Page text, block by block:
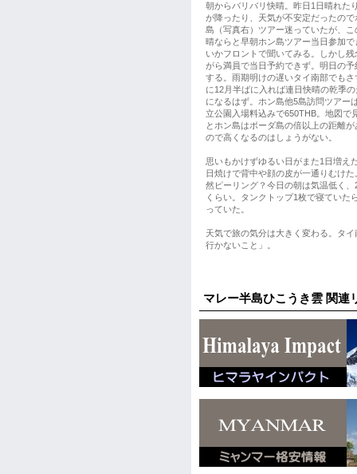
朝からバリバリ快晴。昨日1日晴れた
が降ったり、天気が不安定だったので
島（写真右）ツアー迷っていたが、こ
晴ならと早朝ホン島ツアー当日参加で
いかフロントで聞いてみる。しかし残
がら満員で当日予約できず。明日の予
する。雨期明けの遅いタイ南部でもさ
に12月半ばに入れば連日快晴の乾季
になるはず。ホン島他5島訪問ツアー
立公園入場料込みで650THB。地図で
とホン島はポーダ島の倍以上の距離が
ので高くなるのはしょうがない。
思いもかけずゆるい日がまた1日増え
日焼けで背中や顔の皮が一通りむけた
然ピーリング？今日の朝は気温低く、
くらい。タンクトップ1枚で寝てい
っていた。
天気で旅の気分は大きく変わる。タ
行かないこと」。
マレー半島ひこうき雲 関連